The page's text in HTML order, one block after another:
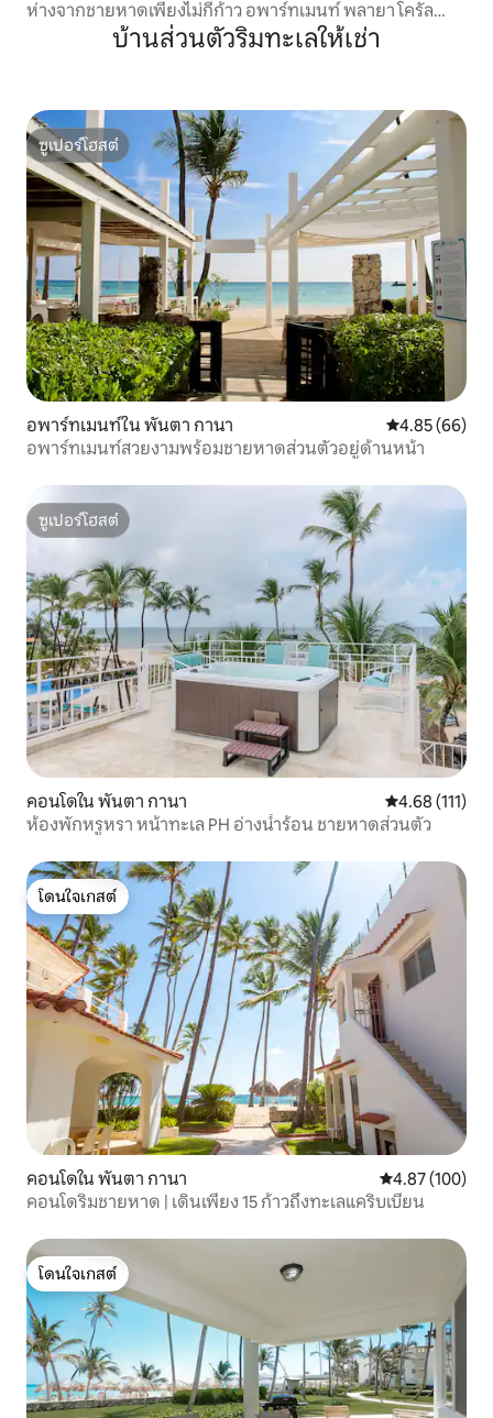
ห่างจากชายหาดเพียงไม่กี่ก้าว อพาร์ทเมนท์ พลายา โครัล
บ้านส่วนตัวริมทะเลให้เช่า
ซูเปอร์โฮสต์
ซูเปอร์โฮสต์
อพาร์ทเมนท์ใน พันตา กานา คะแนนเฉลี่ย
4.85 (66)
อพาร์ทเมนท์สวยงามพร้อมชายหาดส่วนตัวอยู่ด้านหน้า
ซูเปอร์โฮสต์
ซูเปอร์โฮสต์
คอนโดใน พันตา กานา คะแนนเฉลี่ย
4.68 (111)
ห้องพักหรูหรา หน้าทะเล PH อ่างน้ำร้อน ชายหาดส่วนตัว
โดนใจเกสต์
โดนใจเกสต์
คอนโดใน พันตา กานา คะแนนเฉลี่ย
4.87 (100)
คอนโดริมชายหาด | เดินเพียง 15 ก้าวถึงทะเลแคริบเบียน
โดนใจเกสต์
โดนใจเกสต์